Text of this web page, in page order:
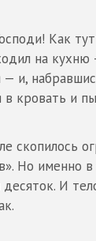
Как тут
на кухню
— и,
кровать и
скопилось
Но именно
И